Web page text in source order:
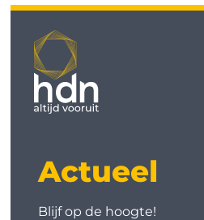
Actueel
Blijf op de hoogte!